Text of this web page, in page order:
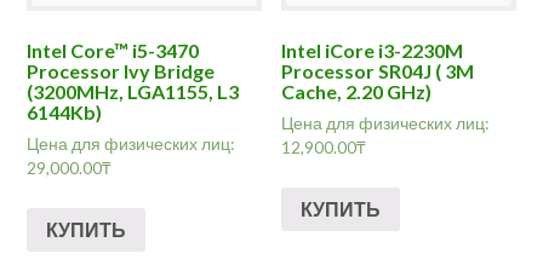
Intel Core™ i5-3470
Processor Ivy Bridge
(3200MHz, LGA1155, L3
6144Kb)
Цена для физических лиц:
29,000.00₸
КУПИТЬ
Intel iCore i3-2230M
Processor SR04J ( 3M
Cache, 2.20 GHz)
Цена для физических лиц:
12,900.00₸
КУПИТЬ